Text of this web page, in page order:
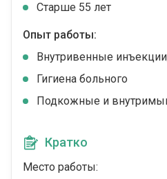
Cтарше 55 лет
Опыт работы:
Внутривенные
Гигиена больного
Подкожные и
Кратко
Место работы: